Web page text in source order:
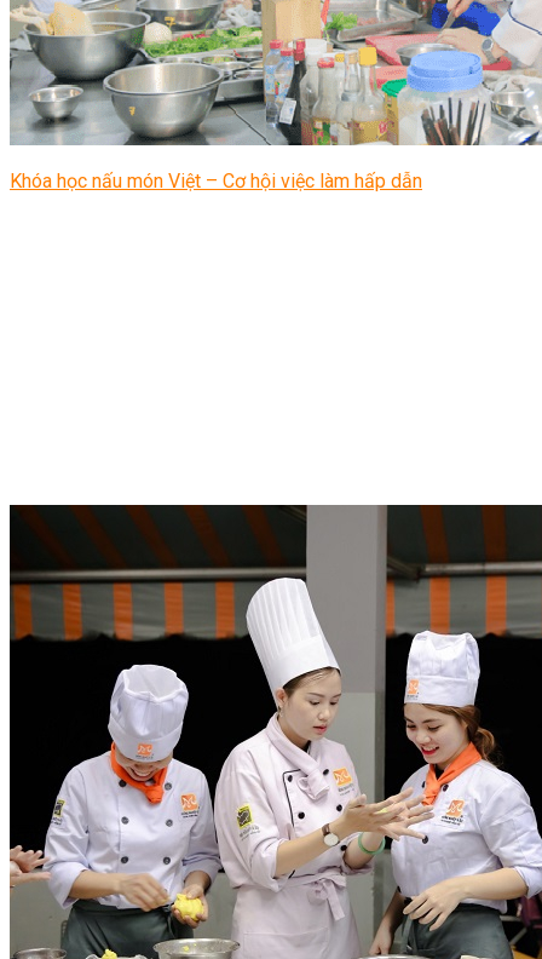
Khóa học nấu món Việt – Cơ hội việc làm hấp dẫn